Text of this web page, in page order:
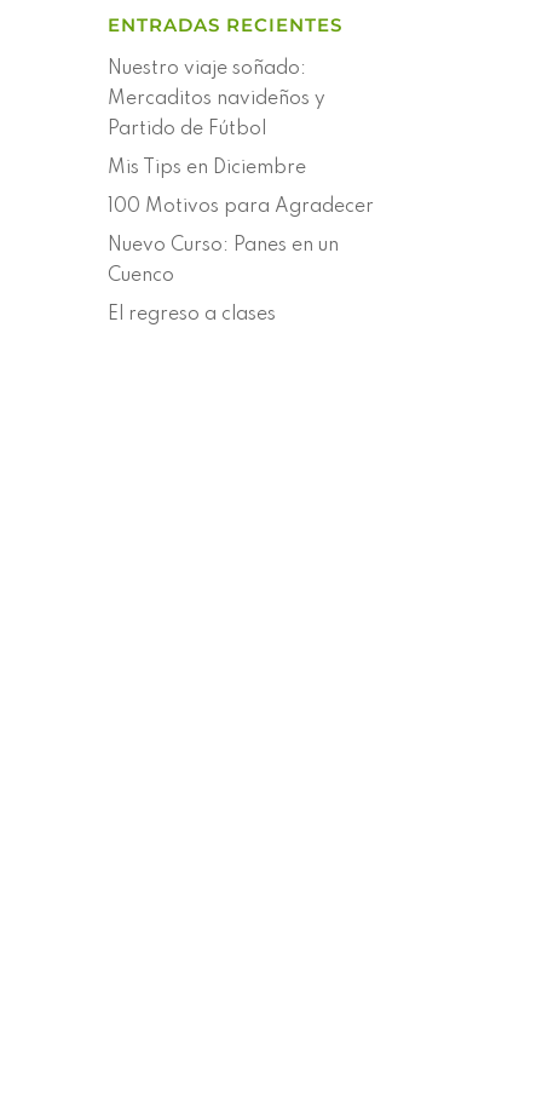
ENTRADAS RECIENTES
Nuestro viaje soñado:
Mercaditos navideños y
Partido de Fútbol
Mis Tips en Diciembre
100 Motivos para Agradecer
Nuevo Curso: Panes en un
Cuenco
El regreso a clases